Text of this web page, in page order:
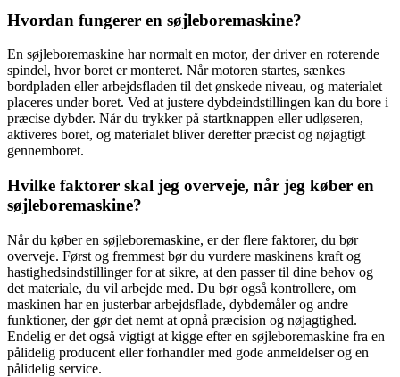
Hvordan fungerer en søjleboremaskine?
En søjleboremaskine har normalt en motor, der driver en roterende
spindel, hvor boret er monteret. Når motoren startes, sænkes
bordpladen eller arbejdsfladen til det ønskede niveau, og materialet
placeres under boret. Ved at justere dybdeindstillingen kan du bore i
præcise dybder. Når du trykker på startknappen eller udløseren,
aktiveres boret, og materialet bliver derefter præcist og nøjagtigt
gennemboret.
Hvilke faktorer skal jeg overveje, når jeg køber en
søjleboremaskine?
Når du køber en søjleboremaskine, er der flere faktorer, du bør
overveje. Først og fremmest bør du vurdere maskinens kraft og
hastighedsindstillinger for at sikre, at den passer til dine behov og
det materiale, du vil arbejde med. Du bør også kontrollere, om
maskinen har en justerbar arbejdsflade, dybdemåler og andre
funktioner, der gør det nemt at opnå præcision og nøjagtighed.
Endelig er det også vigtigt at kigge efter en søjleboremaskine fra en
pålidelig producent eller forhandler med gode anmeldelser og en
pålidelig service.